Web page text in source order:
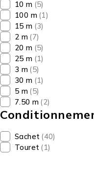
10 m (5)
100 m (1)
15 m (3)
2 m (7)
20 m (5)
25 m (1)
3 m (5)
30 m (1)
5 m (5)
7.50 m (2)
Sachet (40)
Touret (1)